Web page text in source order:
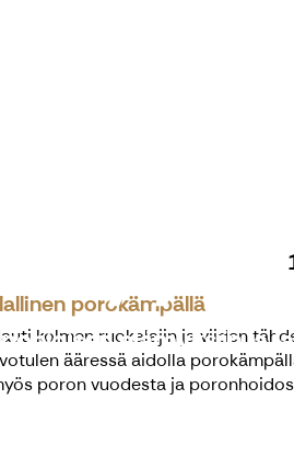
elämyksiin ja
porokämpällä
kolmen ruokalajin ja viiden
ääressä aidolla
poron vuodesta ja